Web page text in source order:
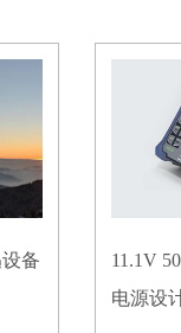
备
11.1V
电源设